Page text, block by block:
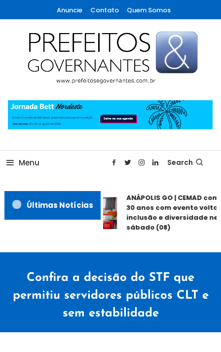
To
Content
Anuncie Contato Quem Somos
Prefeitos & Governantes
Menu Search
Últimas Notícias
ANÁPOLIS GO | CEMAD
30 anos com evento
inclusão e diversidade
sábado (08)
Confira a decisão do STF que
permitiu servidores públicos CLT e
sem estabilidade